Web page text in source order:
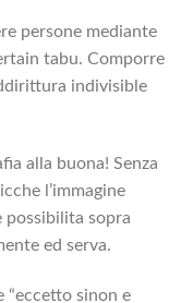
persone mediante
tabu. Comporre
indivisible
alla buona! Senza
l’immagine
possibilita sopra
ed serva.
“eccetto sinon e